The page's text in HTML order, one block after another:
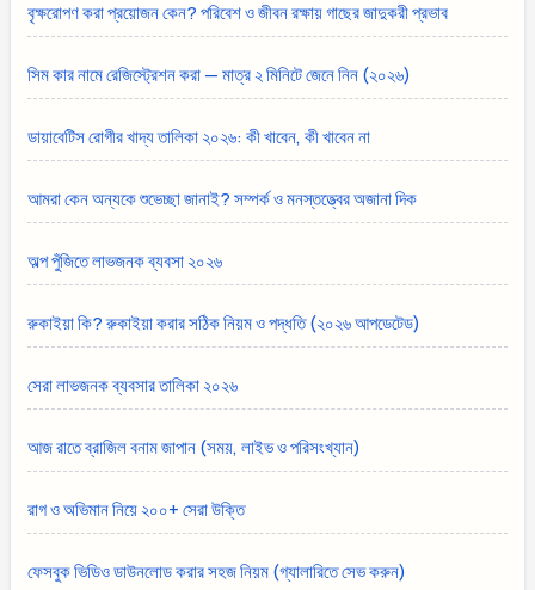
বৃক্ষরোপণ করা প্রয়োজন কেন? পরিবেশ ও জীবন রক্ষায় গাছের জাদুকরী প্রভাব
সিম কার নামে রেজিস্ট্রেশন করা — মাত্র ২ মিনিটে জেনে নিন (২০২৬)
ডায়াবেটিস রোগীর খাদ্য তালিকা ২০২৬: কী খাবেন, কী খাবেন না
আমরা কেন অন্যকে শুভেচ্ছা জানাই? সম্পর্ক ও মনস্তত্ত্বের অজানা দিক
অল্প পুঁজিতে লাভজনক ব্যবসা ২০২৬
রুকাইয়া কি? রুকাইয়া করার সঠিক নিয়ম ও পদ্ধতি (২০২৬ আপডেটেড)
সেরা লাভজনক ব্যবসার তালিকা ২০২৬
আজ রাতে ব্রাজিল বনাম জাপান (সময়, লাইভ ও পরিসংখ্যান)
রাগ ও অভিমান নিয়ে ২০০+ সেরা উক্তি
ফেসবুক ভিডিও ডাউনলোড করার সহজ নিয়ম (গ্যালারিতে সেভ করুন)